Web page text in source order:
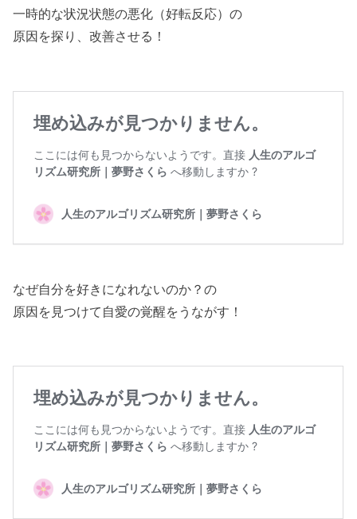
一時的な状況状態の悪化（好転反応）の
原因を探り、改善させる！
なぜ自分を好きになれないのか？の
原因を見つけて自愛の覚醒をうながす！